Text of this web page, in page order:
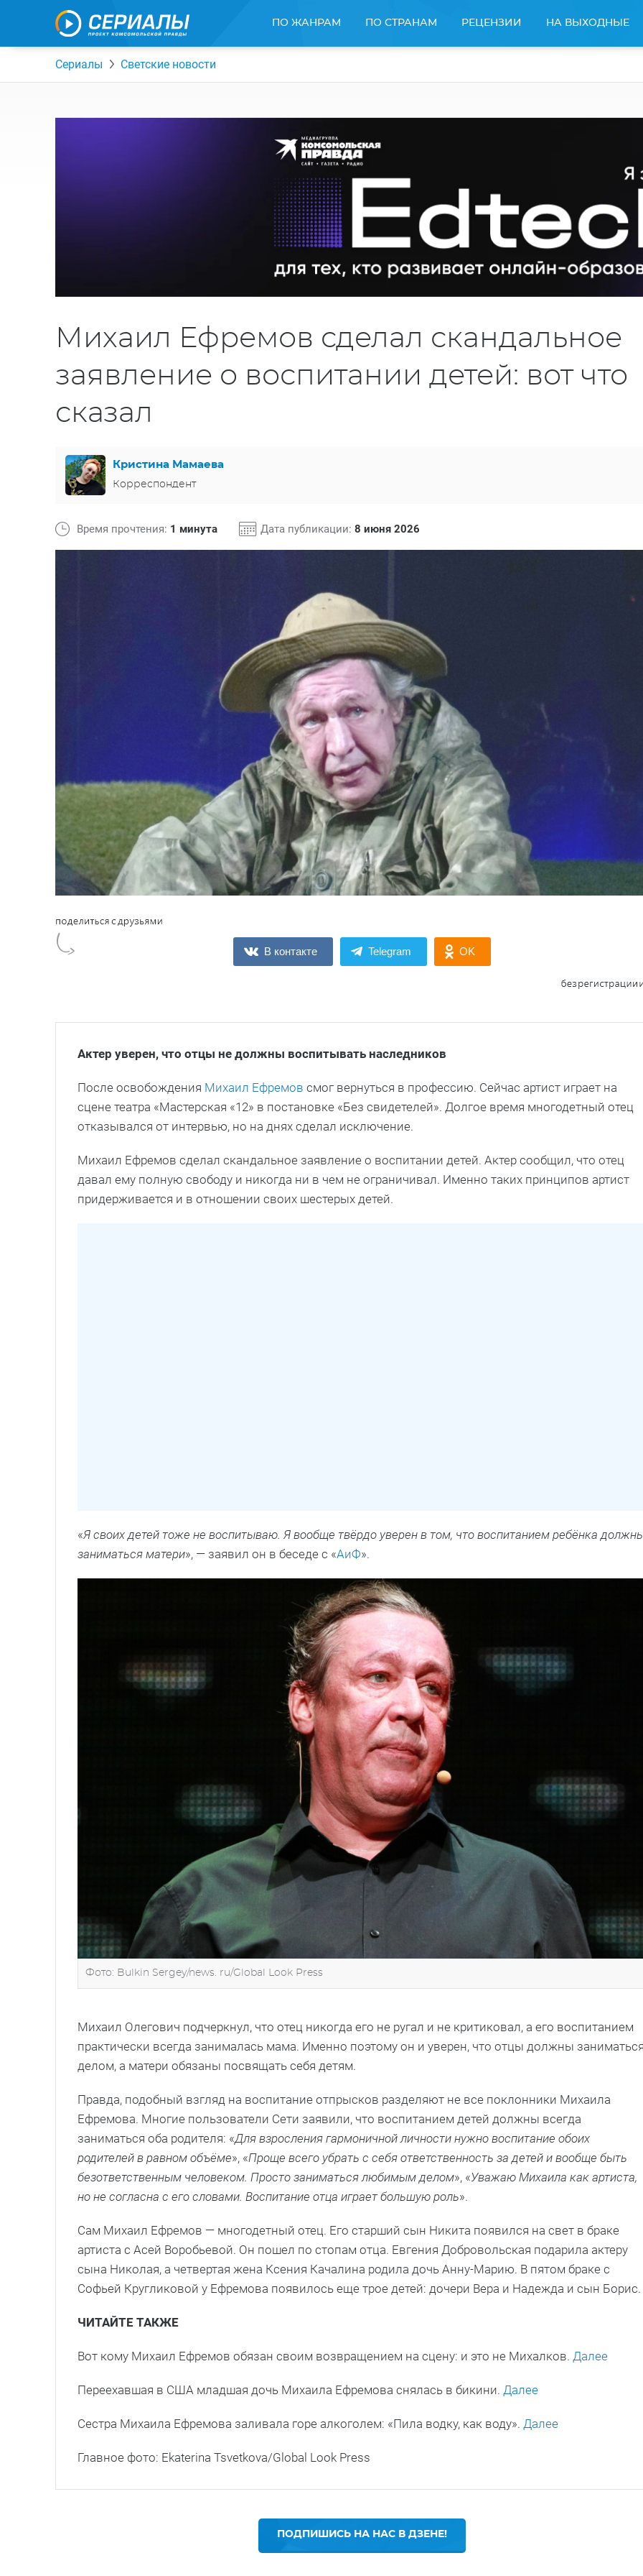
ПО ЖАНРАМ ПО СТРАНАМ РЕЦЕНЗИИ НА ВЫХОДНЫЕ
Сериалы Светские новости
Михаил Ефремов сделал скандальное
заявление о воспитании детей: вот что
сказал
Кристина Мамаева
Корреспондент
Время прочтения: 1 минута Дата публикации: 8 июня 2026
В контакте Telegram OK
Актер уверен, что отцы не должны воспитывать наследников
После освобождения Михаил Ефремов смог вернуться в профессию. Сейчас артист играет на
сцене театра «Мастерская «12» в постановке «Без свидетелей». Долгое время многодетный отец
отказывался от интервью, но на днях сделал исключение.
Михаил Ефремов сделал скандальное заявление о воспитании детей. Актер сообщил, что отец
давал ему полную свободу и никогда ни в чем не ограничивал. Именно таких принципов артист
придерживается и в отношении своих шестерых детей.
«Я своих детей тоже не воспитываю. Я вообще твёрдо уверен в том, что воспитанием ребёнка
заниматься матери», — заявил он в беседе с «АиФ».
Фото: Bulkin Sergey/news. ru/Global Look Press
Михаил Олегович подчеркнул, что отец никогда его не ругал и не критиковал, а его воспитанием
практически всегда занималась мама. Именно поэтому он и уверен, что отцы должны
делом, а матери обязаны посвящать себя детям.
Правда, подобный взгляд на воспитание отпрысков разделяют не все поклонники Михаила
Ефремова. Многие пользователи Сети заявили, что воспитанием детей должны всегда
заниматься оба родителя: «Для взросления гармоничной личности нужно воспитание обоих
родителей в равном объёме», «Проще всего убрать с себя ответственность за детей и вообще быть
безответственным человеком. Просто заниматься любимым делом», «Уважаю Михаила как артиста,
но не согласна с его словами. Воспитание отца играет большую роль».
Сам Михаил Ефремов — многодетный отец. Его старший сын Никита появился на свет в браке
артиста с Асей Воробьевой. Он пошел по стопам отца. Евгения Добровольская подарила актеру
сына Николая, а четвертая жена Ксения Качалина родила дочь Анну-Марию. В пятом браке с
Софьей Кругликовой у Ефремова появилось еще трое детей: дочери Вера и Надежда и сын Борис.
ЧИТАЙТЕ ТАКЖЕ
Вот кому Михаил Ефремов обязан своим возвращением на сцену: и это не Михалков. Далее
Переехавшая в США младшая дочь Михаила Ефремова снялась в бикини. Далее
Сестра Михаила Ефремова заливала горе алкоголем: «Пила водку, как воду». Далее
Главное фото: Ekaterina Tsvetkova/Global Look Press
ПОДПИШИСЬ НА НАС В ДЗЕНЕ!